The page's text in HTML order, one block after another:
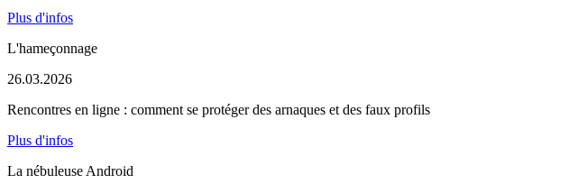
Plus d'infos
L'hameçonnage
26.03.2026
Rencontres en ligne : comment se protéger des arnaques et des faux profils
Plus d'infos
La nébuleuse Android